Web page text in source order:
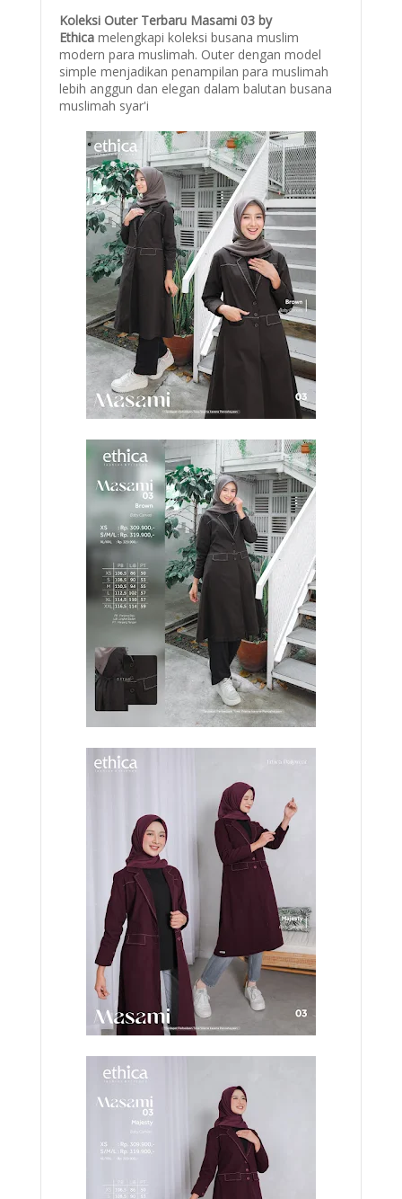
Koleksi Outer Terbaru Masami 03 by
Ethica melengkapi koleksi busana muslim
modern para muslimah. Outer dengan model
simple menjadikan penampilan para muslimah
lebih anggun dan elegan dalam balutan busana
muslimah syar'i